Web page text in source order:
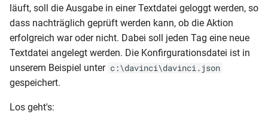
läuft, soll die Ausgabe in einer Textdatei geloggt werden, so
dass nachträglich geprüft werden kann, ob die Aktion
erfolgreich war oder nicht. Dabei soll jeden Tag eine neue
Textdatei angelegt werden. Die Konfirgurationsdatei ist in
unserem Beispiel unter c:\davinci\davinci.json
gespeichert.
Los geht's: